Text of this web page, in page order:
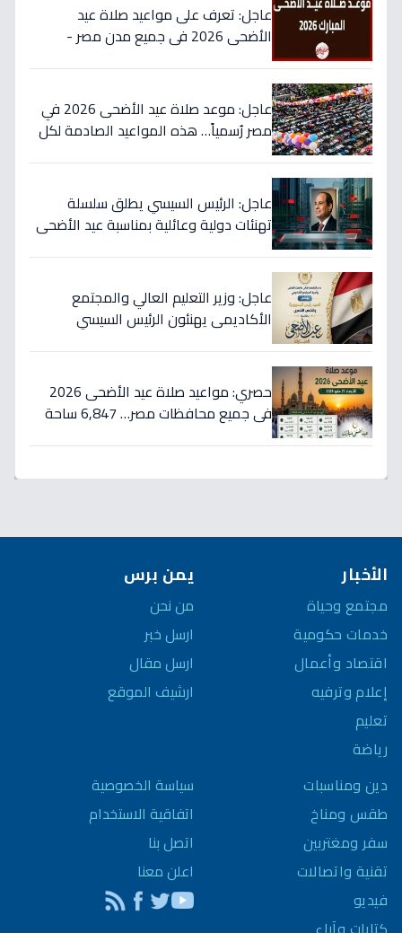
عاجل: تعرف على مواعيد صلاة عيد
الأضحى 2026 في جميع مدن مصر -
عاجل: موعد صلاة عيد الأضحى 2026 في
مصر رُسمياً… هذه المواعيد الصادمة لكل
عاجل: الرئيس السيسي يطلق سلسلة
تهنئات دولية وعائلية بمناسبة عيد الأضحى
عاجل: وزير التعليم العالي والمجتمع
الأكاديمي يهنئون الرئيس السيسي
حصري: مواعيد صلاة عيد الأضحى 2026
في جميع محافظات مصر… 6,847 ساحة
الأخبار
مجتمع وحياة
خدمات حكومية
اقتصاد وأعمال
إعلام وترفيه
تعليم
رياضة
دين ومناسبات
طقس ومناخ
سفر ومغتربين
تقنية واتصالات
فيديو
يمن برس
من نحن
ارسل خبر
ارسل مقال
ارشيف الموقع
سياسة الخصوصية
اتفاقية الاستخدام
اتصل بنا
اعلن معنا